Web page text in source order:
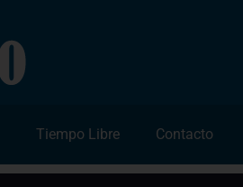
Tiempo Libre Contacto